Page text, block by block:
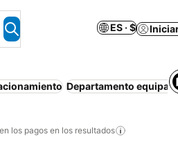
ES · $
Departamento
los pagos en los resultados